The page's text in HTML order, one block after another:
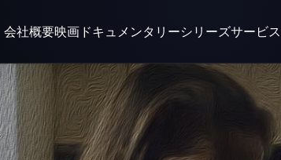
会社概要映画 ドキュメンタリーシリーズサービス